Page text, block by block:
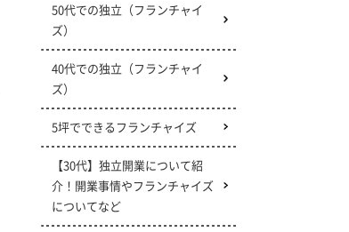
50代での独立（フランチャイ
ズ）
40代での独立（フランチャイ
ズ）
5坪でできるフランチャイズ
【30代】独立開業について紹
介！開業事情やフランチャイズ
についてなど